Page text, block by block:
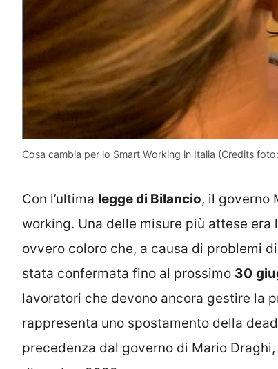
Cosa cambia per lo Smart Working in Italia (Credits
Con l’ultima legge di Bilancio, il governo
working. Una delle misure più attese era
ovvero coloro che, a causa di problemi
stata confermata fino al prossimo 30
lavoratori che devono ancora gestire la
rappresenta uno spostamento della
precedenza dal governo di Mario